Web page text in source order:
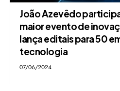
João Azevêdo
maior evento de
lança editais para 50
tecnologia
07/06/2024